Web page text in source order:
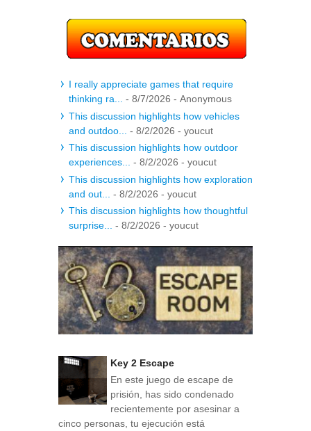
I really appreciate games that require
thinking ra...
- 8/7/2026 - Anonymous
This discussion highlights how vehicles
and outdoo...
- 8/2/2026 - youcut
This discussion highlights how outdoor
experiences...
- 8/2/2026 - youcut
This discussion highlights how exploration
and out...
- 8/2/2026 - youcut
This discussion highlights how thoughtful
surprise...
- 8/2/2026 - youcut
Key 2 Escape
En este juego de escape de
prisión, has sido condenado
recientemente por asesinar a
cinco personas, tu ejecución está